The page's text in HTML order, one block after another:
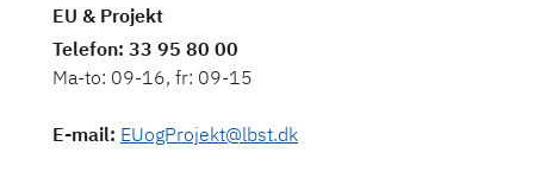
EU & Projekt
Telefon: 33 95 80 00
Ma-to: 09-16, fr: 09-15
E-mail: EUogProjekt@lbst.dk